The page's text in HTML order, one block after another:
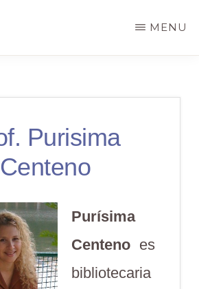
MENU
Purisima
Centeno
Purísima
Centeno es
bibliotecaria